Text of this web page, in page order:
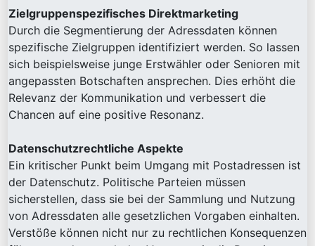
Zielgruppenspezifisches Direktmarketing
Durch die Segmentierung der Adressdaten können
spezifische Zielgruppen identifiziert werden. So lassen
sich beispielsweise junge Erstwähler oder Senioren mit
angepassten Botschaften ansprechen. Dies erhöht die
Relevanz der Kommunikation und verbessert die
Chancen auf eine positive Resonanz.
Datenschutzrechtliche Aspekte
Ein kritischer Punkt beim Umgang mit Postadressen ist
der Datenschutz. Politische Parteien müssen
sicherstellen, dass sie bei der Sammlung und Nutzung
von Adressdaten alle gesetzlichen Vorgaben einhalten.
Verstöße können nicht nur zu rechtlichen Konsequenzen